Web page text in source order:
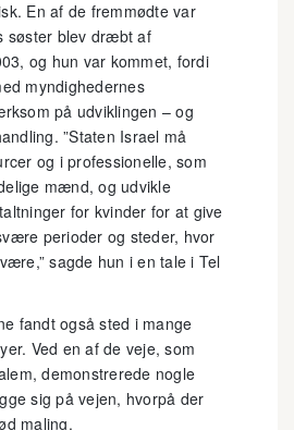
En af de fremmødte var
søster blev dræbt af
og hun var kommet, fordi
myndighedernes
på udviklingen – og
”Staten Israel må
og i professionelle, som
mænd, og udvikle
for kvinder for at give
perioder og steder, hvor
sagde hun i en tale i Tel
fandt også sted i mange
Ved en af de veje, som
demonstrerede nogle
sig på vejen, hvorpå der
maling.